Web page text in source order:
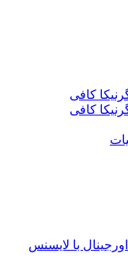
کافی
کافی
با لایسنس